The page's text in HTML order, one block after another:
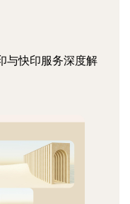
与快印服务深度解